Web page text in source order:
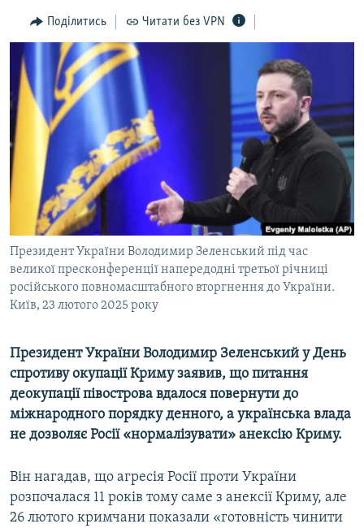
пошукуІНТЕРВ'Ю
ВСЕ ЗА ДЕНЬ
СПЕЦПРОЕКТИ
ДЕПОРТАЦІЯ
ВІДЕОУРОКИ «ELIFBE»
СВІДЧЕННЯ ОКУПАЦІЇ
УКРАЇНСЬКА ПРОБЛЕМА КРИМУ
ІНФОГРАФІКА
ЯК ОБІЙТИ БЛОКУВАННЯ
Русский
Qırımtatar
ДОЛУЧАЙСЯ!
Усі сайти RFE/RL
Поділитись Читати без VPN
Президент України Володимир Зеленський під час
великої пресконференції напередодні третьої річниці
російського повномасштабного вторгнення до України.
Київ, 23 лютого 2025 року
Президент України Володимир Зеленський у День
спротиву окупації Криму заявив, що питання
деокупації півострова вдалося повернути до
міжнародного порядку денного, а українська влада
не дозволяє Росії «нормалізувати» анексію Криму.
Він нагадав, що агресія Росії проти України
розпочалася 11 років тому саме з анексії Криму, але
26 лютого кримчани показали «готовність чинити